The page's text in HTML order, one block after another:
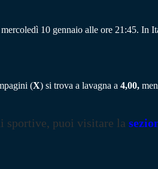
10 gennaio alle ore 21:45. In
(X) si trova a lavagna a 4,00,
sportive, puoi visitare la